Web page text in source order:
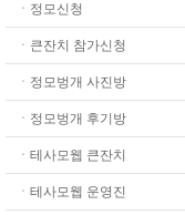
ㆍ정모신청
ㆍ큰잔치 참가신청
ㆍ정모벙개 사진방
ㆍ정모벙개 후기방
ㆍ테사모웹 큰잔치
ㆍ테사모웹 운영진